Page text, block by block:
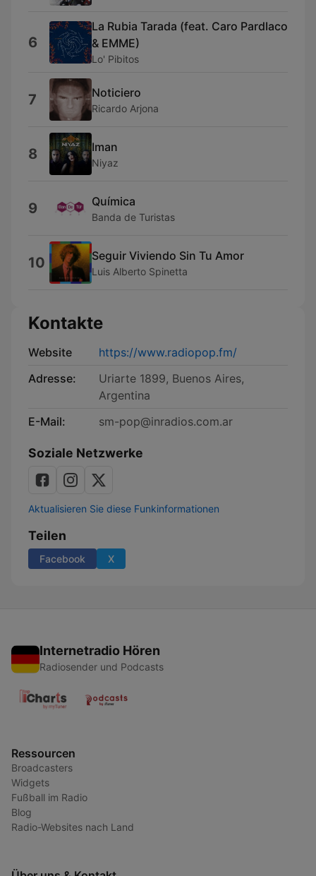
6
La Rubia Tarada (feat. Caro PardIaco
& EMME)
Lo' Pibitos
7 Noticiero
Ricardo Arjona
8 Iman
Niyaz
9 Química
Banda de Turistas
10 Seguir Viviendo Sin Tu Amor
Luis Alberto Spinetta
Kontakte
Website
https://www.radiopop.fm/
Adresse:
Uriarte 1899, Buenos Aires,
Argentina
E-Mail:
sm-pop@inradios.com.ar
Soziale Netzwerke
Aktualisieren Sie diese Funkinformationen
Teilen
Facebook X
Internetradio Hören
Radiosender und Podcasts
Ressourcen
Broadcasters
Widgets
Fußball im Radio
Blog
Radio-Websites nach Land